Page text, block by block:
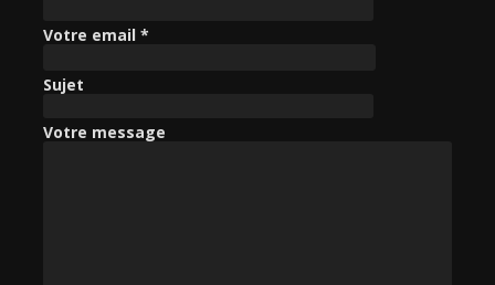
c
r
:
Votre email *
Sujet
Votre message